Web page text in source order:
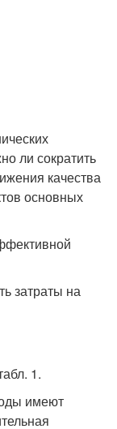
ли сократить
качества
основных
затраты на
1.
имеют